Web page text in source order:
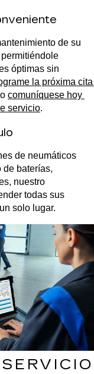
de su
óptimas sin
la próxima cita
o comuníquese hoy
servicio.
de neumáticos
de baterías,
nuestro
todas sus
solo lugar.